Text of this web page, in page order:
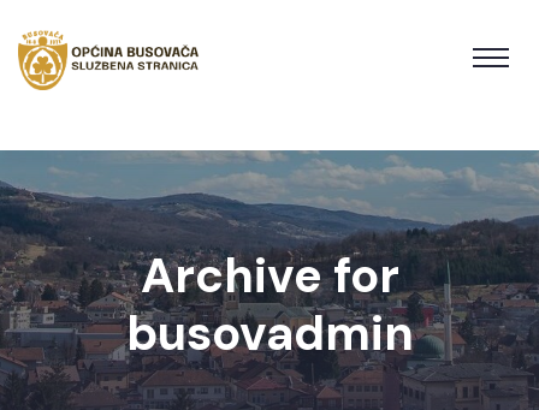
Archive for
busovadmin